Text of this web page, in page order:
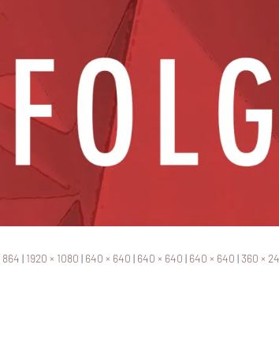
864 | 1920 × 1080 | 640 × 640 | 640 × 640 | 640 × 640 |360 ×